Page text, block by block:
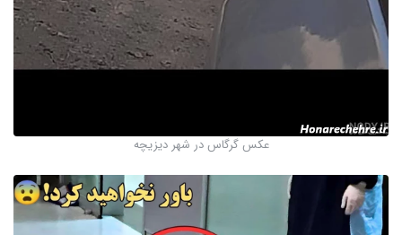
عکس گرگاس در شهر دیزیچه